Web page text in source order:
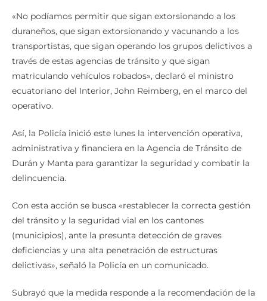
«No podíamos permitir que sigan extorsionando a los
duraneños, que sigan extorsionando y vacunando a los
transportistas, que sigan operando los grupos delictivos a
través de estas agencias de tránsito y que sigan
matriculando vehículos robados», declaró el ministro
ecuatoriano del Interior, John Reimberg, en el marco del
operativo.
Así, la Policía inició este lunes la intervención operativa,
administrativa y financiera en la Agencia de Tránsito de
Durán y Manta para garantizar la seguridad y combatir la
delincuencia.
Con esta acción se busca «restablecer la correcta gestión
del tránsito y la seguridad vial en los cantones
(municipios), ante la presunta detección de graves
deficiencias y una alta penetración de estructuras
delictivas», señaló la Policía en un comunicado.
Subrayó que la medida responde a la recomendación de la